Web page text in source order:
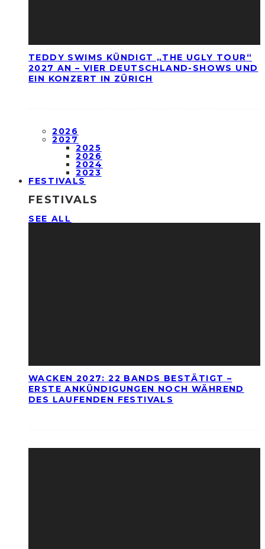
TEDDY SWIMS KÜNDIGT „THE UGLY TOUR“
2027 AN – VIER DEUTSCHLAND-SHOWS UND
EIN KONZERT IN ZÜRICH
2026
2027
2025
2026
2024
2023
FESTIVALS
FESTIVALS
SEE ALL
WACKEN 2027: 22 BANDS BESTÄTIGT –
ERSTE ANKÜNDIGUNGEN NOCH WÄHREND
DES LAUFENDEN FESTIVALS